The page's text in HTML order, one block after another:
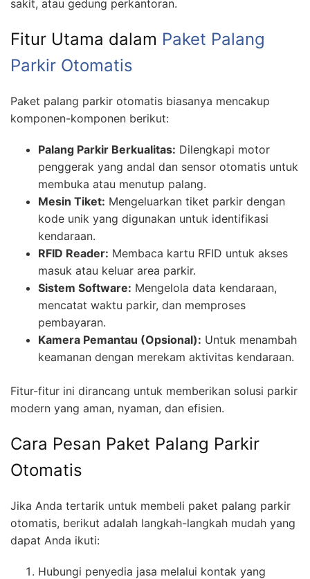
sakit, atau gedung perkantoran.
Fitur Utama dalam Paket Palang
Parkir Otomatis
Paket palang parkir otomatis biasanya mencakup
komponen-komponen berikut:
Palang Parkir Berkualitas: Dilengkapi motor
penggerak yang andal dan sensor otomatis untuk
membuka atau menutup palang.
Mesin Tiket: Mengeluarkan tiket parkir dengan
kode unik yang digunakan untuk identifikasi
kendaraan.
RFID Reader: Membaca kartu RFID untuk akses
masuk atau keluar area parkir.
Sistem Software: Mengelola data kendaraan,
mencatat waktu parkir, dan memproses
pembayaran.
Kamera Pemantau (Opsional): Untuk menambah
keamanan dengan merekam aktivitas kendaraan.
Fitur-fitur ini dirancang untuk memberikan solusi parkir
modern yang aman, nyaman, dan efisien.
Cara Pesan Paket Palang Parkir
Otomatis
Jika Anda tertarik untuk membeli paket palang parkir
otomatis, berikut adalah langkah-langkah mudah yang
dapat Anda ikuti:
Hubungi penyedia jasa melalui kontak yang